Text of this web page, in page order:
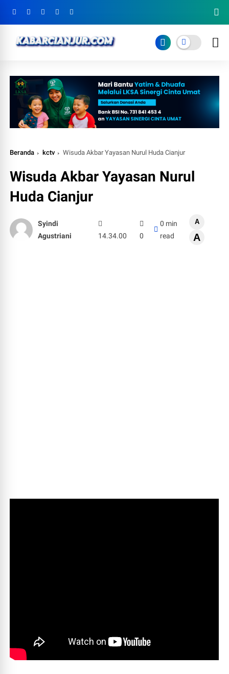
Beranda kctv Wisuda Akbar Yayasan Nurul Huda Cianjur
Wisuda Akbar Yayasan Nurul
Huda Cianjur
Syindi
Agustriani
14.34.00 0
0 min
read
A
A